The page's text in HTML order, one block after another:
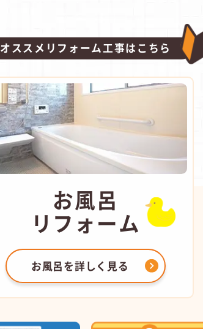
オススメリフォーム工事はこちら
お風呂
リフォーム
お風呂を詳しく見る